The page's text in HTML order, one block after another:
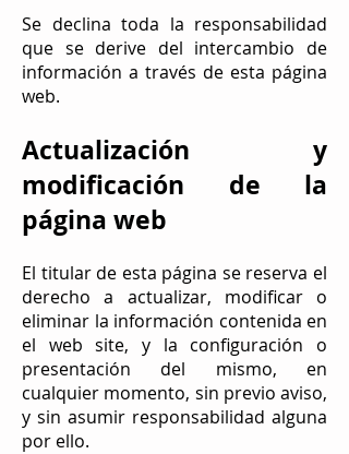
Se declina toda la responsabilidad
que se derive del intercambio de
información a través de esta página
web.
Actualización y
modificación de la
página web
El titular de esta página se reserva el
derecho a actualizar, modificar o
eliminar la información contenida en
el web site, y la configuración o
presentación del mismo, en
cualquier momento, sin previo aviso,
y sin asumir responsabilidad alguna
por ello.